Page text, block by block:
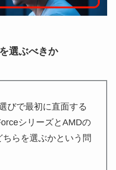
選ぶべきか
びで最初に直面する
シリーズとAMDの
らを選ぶかという問